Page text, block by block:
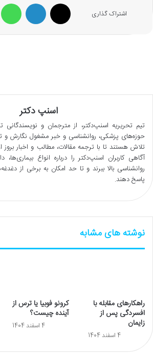
اشتراک گذاری
اسنپ دکتر
تیم تحریریه اسنپ‌دکتر، از مترجمان و
حوزه‌های پزشکی، روانشناسی و خبر مشغول نگارش و
تلاش هستند تا با ترجمه مقالات، مطالب و اخبار بروز
آگاهی کاربران اسنپ‌دکتر را درباره انواع
روانشناسی بالا ببرند و تا حد امکان به برخی از
پاسخ دهند.
نوشته های مشابه
راهکارهای مقابله با
افسردگی پس از
زایمان
4 اسفند 1404
کرونو فوبیا یا ترس از
آینده چیست؟
4 اسفند 1404